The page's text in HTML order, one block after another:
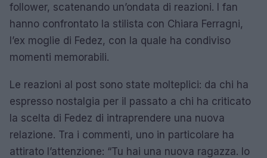
follower, scatenando un’ondata di reazioni. I fan
hanno confrontato la stilista con Chiara Ferragni,
l’ex moglie di Fedez, con la quale ha condiviso
momenti memorabili.
Le reazioni al post sono state molteplici: da chi ha
espresso nostalgia per il passato a chi ha criticato
la scelta di Fedez di intraprendere una nuova
relazione. Tra i commenti, uno in particolare ha
attirato l’attenzione: “Tu hai una nuova ragazza. Io